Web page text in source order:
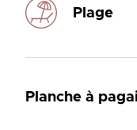
Plage
Planche à